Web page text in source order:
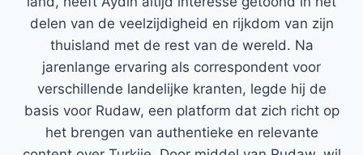
delen van de veelzijdigheid en rijkdom van zijn
thuisland met de rest van de wereld. Na
jarenlange ervaring als correspondent voor
verschillende landelijke kranten, legde hij de
basis voor Rudaw, een platform dat zich richt op
het brengen van authentieke en relevante